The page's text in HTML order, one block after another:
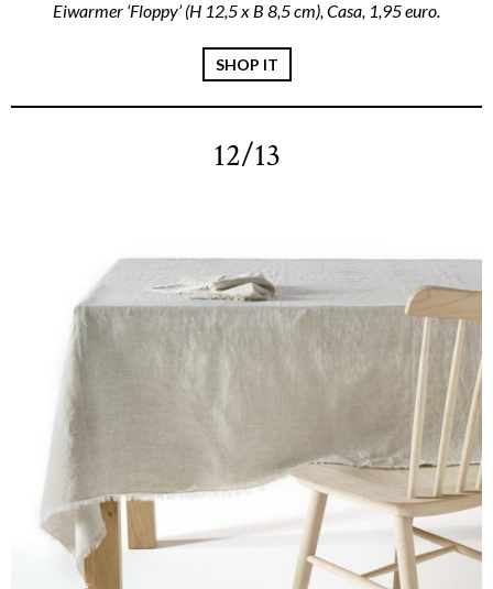
Eiwarmer ‘Floppy’ (H 12,5 x B 8,5 cm), Casa, 1,95 euro.
SHOP IT
12/13